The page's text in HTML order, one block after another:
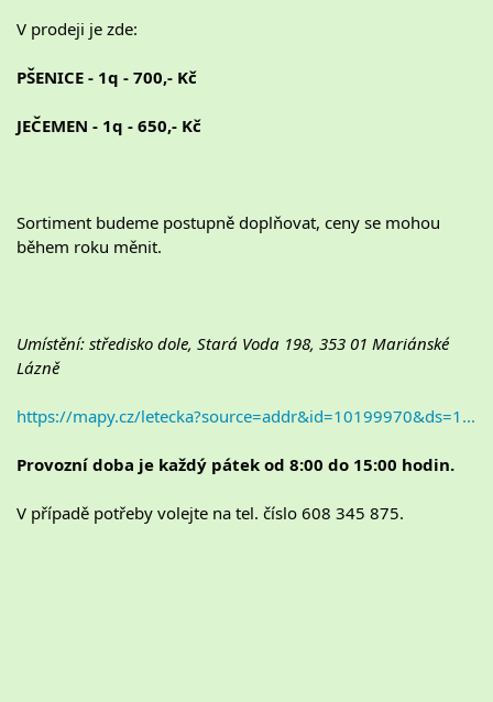
V prodeji je zde:
PŠENICE - 1q - 700,- Kč
JEČEMEN - 1q - 650,- Kč
Sortiment budeme postupně doplňovat, ceny se mohou
během roku měnit.
Umístění: středisko dole, Stará Voda 198, 353 01 Mariánské
Lázně
https://mapy.cz/letecka?source=addr&id=10199970&ds=1...
Provozní doba je každý pátek od 8:00 do 15:00 hodin.
V případě potřeby volejte na tel. číslo 608 345 875.